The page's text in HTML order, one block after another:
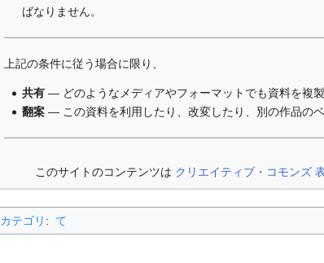
ばなりません。
上記の条件に従う場合に限り、
共有 — どのようなメディアやフォーマットでも資料を複
翻案 — この資料を利用したり、改変したり、別の作品のベ
このサイトのコンテンツは クリエイティブ・コモンズ
カテゴリ : て